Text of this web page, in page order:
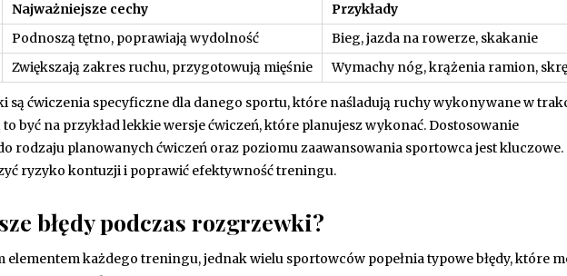
Najważniejsze cechy
Przykłady
Podnoszą tętno, poprawiają wydolność
Bieg, jazda na rowerze, skakanie
Zwiększają zakres ruchu, przygotowują mięśnie Wymachy nóg, krążenia ramion,
są ćwiczenia specyficzne dla danego sportu, które naśladują ruchy wykonywane w
być na przykład lekkie wersje ćwiczeń, które planujesz wykonać. Dostosowanie
rodzaju planowanych ćwiczeń oraz poziomu zaawansowania sportowca jest kluczowe.
ryzyko kontuzji i poprawić efektywność treningu.
błędy podczas rozgrzewki?
każdego treningu, jednak wielu sportowców popełnia typowe błędy, które